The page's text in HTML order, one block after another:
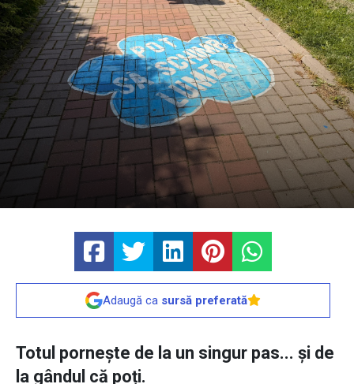
Adaugă ca sursă preferată
Totul pornește de la un singur pas... și de
la gândul că poți.